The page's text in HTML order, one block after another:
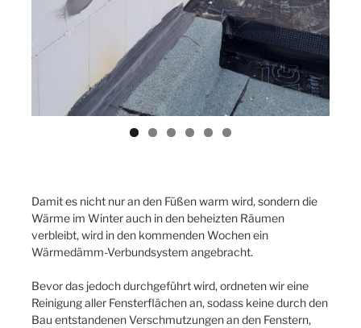
ous
Damit es nicht nur an den Füßen warm wird, sondern die
Wärme im Winter auch in den beheizten Räumen
verbleibt, wird in den kommenden Wochen ein
Wärmedämm-Verbundsystem angebracht.
Bevor das jedoch durchgeführt wird, ordneten wir eine
Reinigung aller Fensterflächen an, sodass keine durch den
Bau entstandenen Verschmutzungen an den Fenstern,